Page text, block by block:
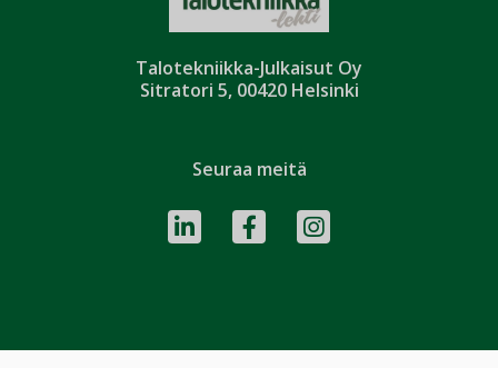
Talotekniikka-Julkaisut Oy
Sitratori 5, 00420 Helsinki
Seuraa meitä